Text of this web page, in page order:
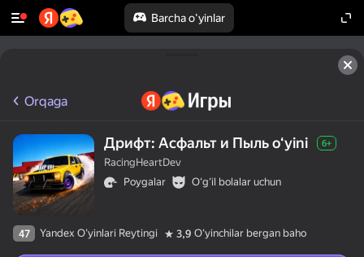
Barcha o'yinlar
Orqaga
Дрифт: Асфальт и Пыль oʻyini 6+
RacingHeartDev
Poygalar
Oʻgʻil bolalar uchun
47 Yandex O'yinlari Reytingi 3,9 Oʻyinchilar bergan baho